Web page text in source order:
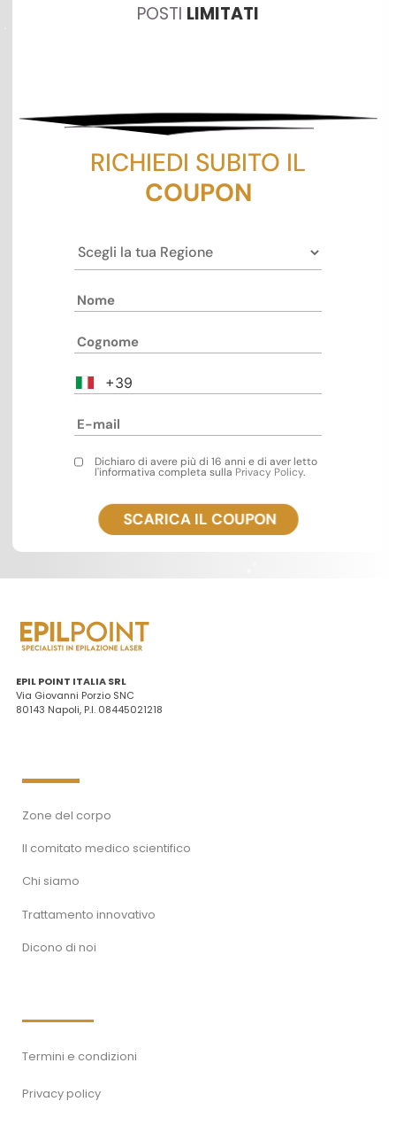
POSTI LIMITATI
RICHIEDI SUBITO IL
COUPON
+39
Dichiaro di avere più di 16 anni e di aver letto
l'informativa completa sulla Privacy Policy.
EPIL POINT ITALIA SRL
Via Giovanni Porzio SNC
80143 Napoli, P.I. 08445021218
Zone del corpo
Il comitato medico scientifico
Chi siamo
Trattamento innovativo
Dicono di noi
Termini e condizioni
Privacy policy